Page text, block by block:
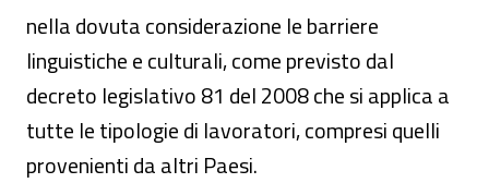
nella dovuta considerazione le barriere
linguistiche e culturali, come previsto dal
decreto legislativo 81 del 2008 che si applica a
tutte le tipologie di lavoratori, compresi quelli
provenienti da altri Paesi.